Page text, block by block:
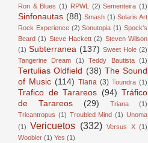
Ron & Blues (1) RPWL (2) Sementeira (1)
Sinfonautas (88) Smash (1) Solaris Art
Rock Experience (2) Sonutopia (1) Spock's
Beard (1) Steve Hackett (2) Steven Wilson
(1) Subterranea (137) Sweet Hole (2)
Tangerine Dream
(1) Teddy Bautista (1)
Tertulias Oldfield (38) The Sound
of Music (114) Tiana (3) Toundra (1)
Trafico de Tarareos (94) Tráfico
de Tarareos
(29) Triana
(1)
Tricantropus (1) Troubled Mind (1) Unoma
(1)
Vericuetos (332) Versus X (1)
Woobler (1) Yes (1)